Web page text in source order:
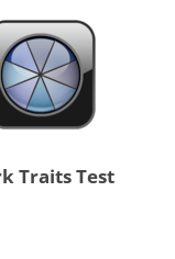
Traits Test